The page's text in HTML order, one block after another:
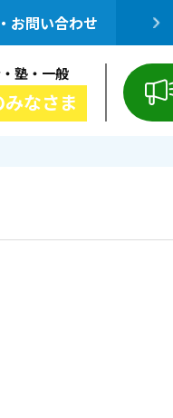
お問い合わせ
塾・一般
なさま